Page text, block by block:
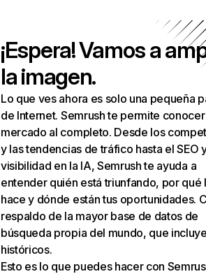
¡Espera! Vamos a
la imagen.
Lo que ves ahora es solo una pequeña
de Internet. Semrush te permite
mercado al completo. Desde los
y las tendencias de tráfico hasta el SEO
visibilidad en la IA, Semrush te ayuda a
entender quién está triunfando, por qué
hace y dónde están tus oportunidades.
respaldo de la mayor base de datos de
búsqueda propia del mundo, que
históricos.
Esto es lo que puedes hacer con